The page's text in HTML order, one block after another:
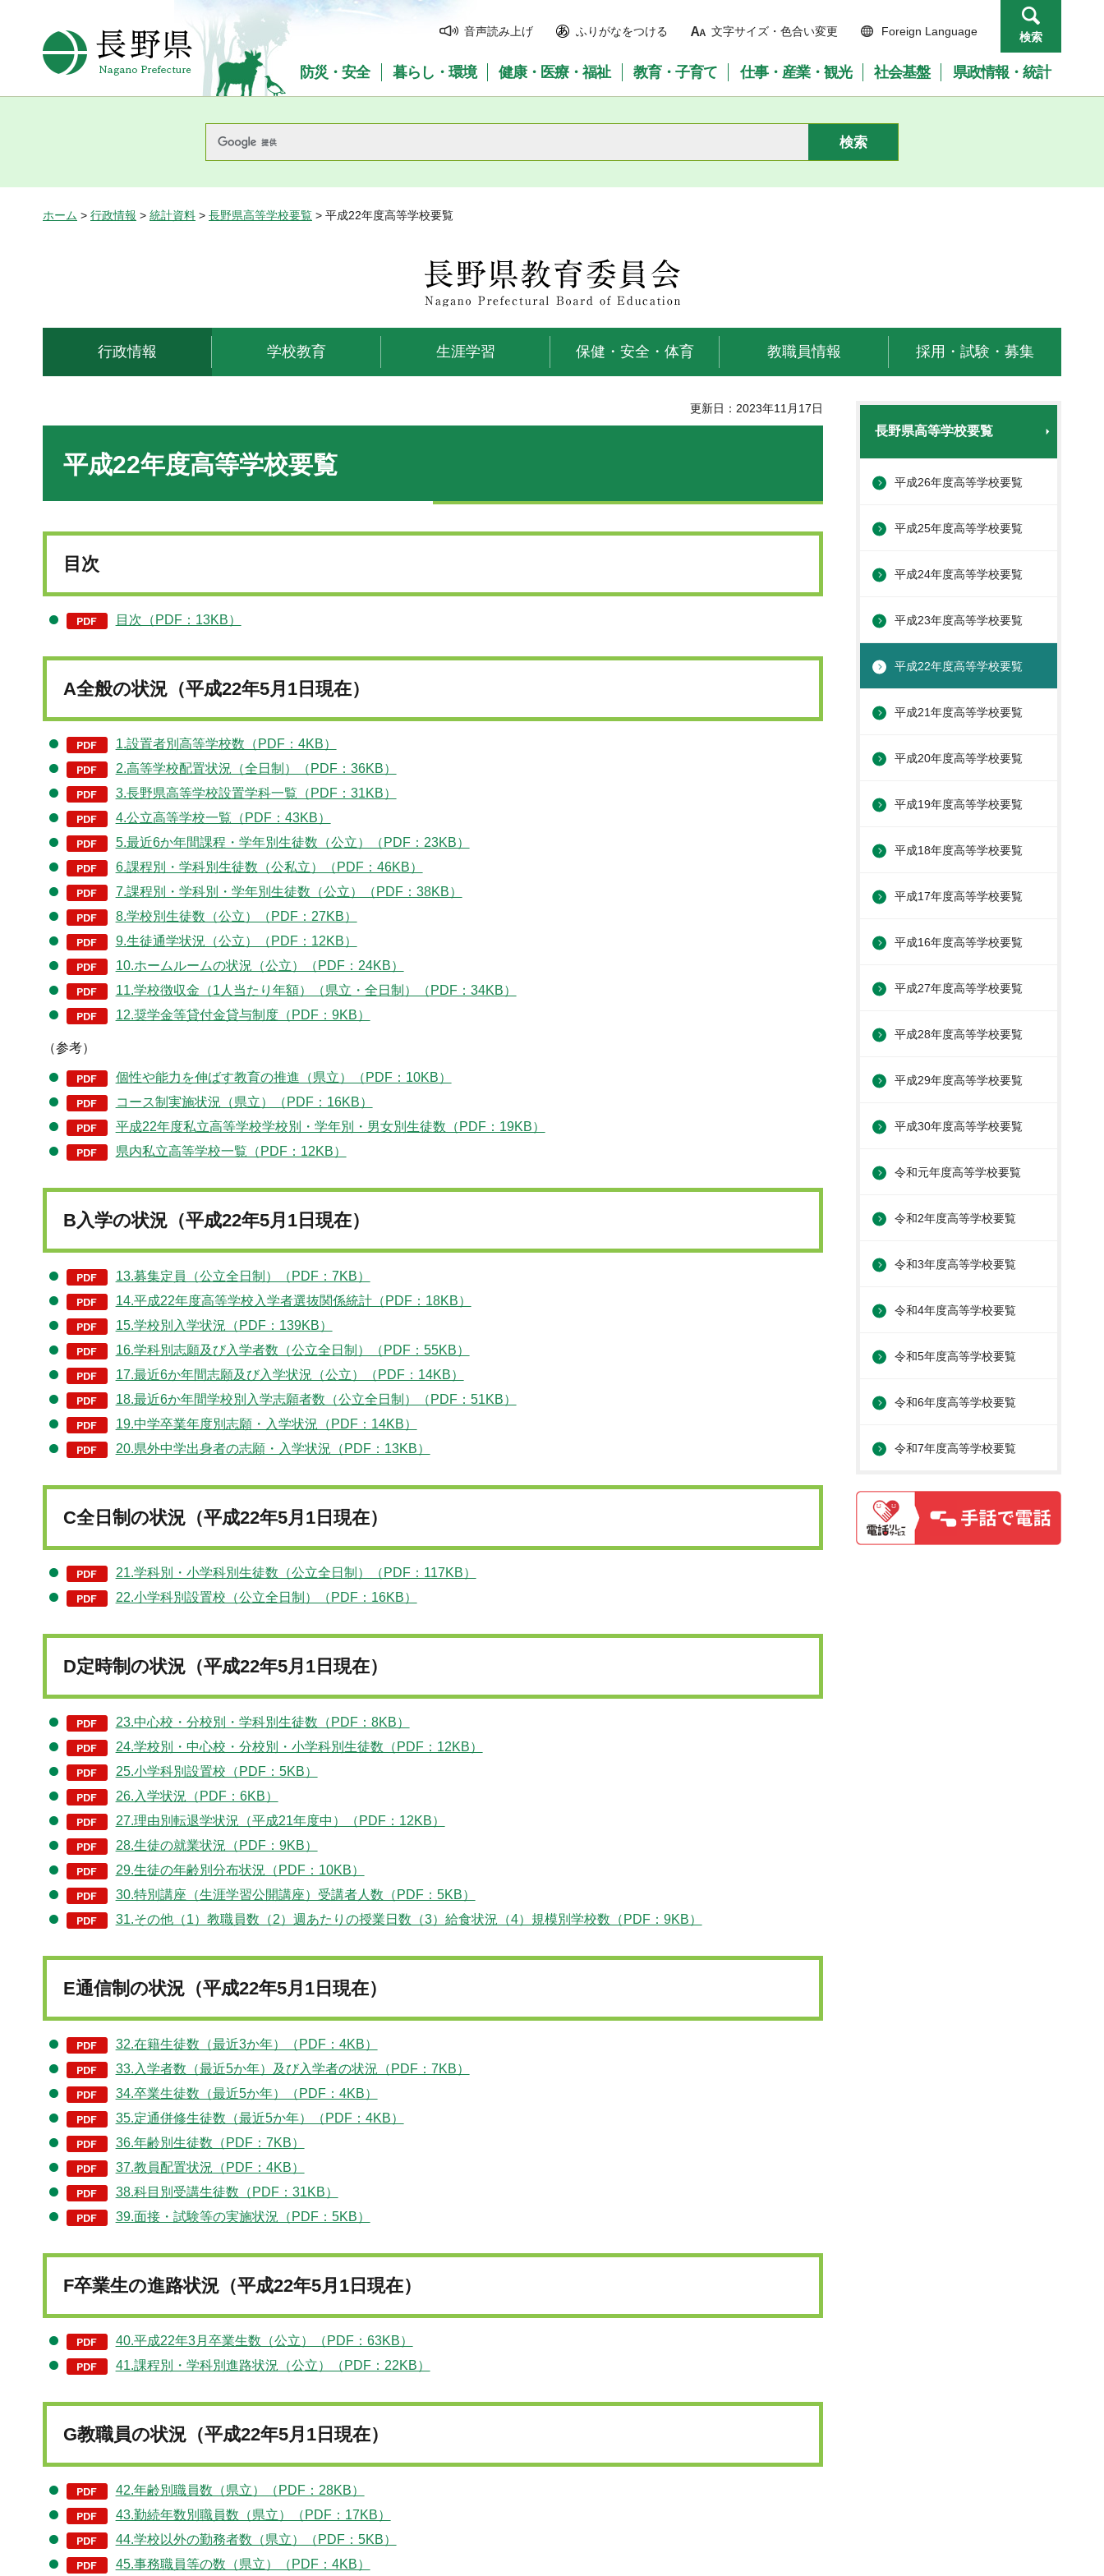
長野県Nagano Prefecture
音声読み上げ ふりがなをつける 文字サイズ・色合い変更 Foreign Language 検索
防災・安全 暮らし・環境 健康・医療・福祉 教育・子育て 仕事・産業・観光 社会基盤 県政情報・統計
ホーム > 行政情報 > 統計資料 > 長野県高等学校要覧 > 平成22年度高等学校要覧
長野県教育委員会
行政情報 学校教育 生涯学習 保健・安全・体育 教職員情報 採用・試験・募集
更新日：2023年11月17日
平成22年度高等学校要覧
目次
目次（PDF：13KB）
A全般の状況（平成22年5月1日現在）
1.設置者別高等学校数（PDF：4KB）
2.高等学校配置状況（全日制）（PDF：36KB）
3.長野県高等学校設置学科一覧（PDF：31KB）
4.公立高等学校一覧（PDF：43KB）
5.最近6か年間課程・学年別生徒数（公立）（PDF：23KB）
6.課程別・学科別生徒数（公私立）（PDF：46KB）
7.課程別・学科別・学年別生徒数（公立）（PDF：38KB）
8.学校別生徒数（公立）（PDF：27KB）
9.生徒通学状況（公立）（PDF：12KB）
10.ホームルームの状況（公立）（PDF：24KB）
11.学校徴収金（1人当たり年額）（県立・全日制）（PDF：34KB）
12.奨学金等貸付金貸与制度（PDF：9KB）
（参考）
個性や能力を伸ばす教育の推進（県立）（PDF：10KB）
コース制実施状況（県立）（PDF：16KB）
平成22年度私立高等学校学校別・学年別・男女別生徒数（PDF：19KB）
県内私立高等学校一覧（PDF：12KB）
B入学の状況（平成22年5月1日現在）
13.募集定員（公立全日制）（PDF：7KB）
14.平成22年度高等学校入学者選抜関係統計（PDF：18KB）
15.学校別入学状況（PDF：139KB）
16.学科別志願及び入学者数（公立全日制）（PDF：55KB）
17.最近6か年間志願及び入学状況（公立）（PDF：14KB）
18.最近6か年間学校別入学志願者数（公立全日制）（PDF：51KB）
19.中学卒業年度別志願・入学状況（PDF：14KB）
20.県外中学出身者の志願・入学状況（PDF：13KB）
C全日制の状況（平成22年5月1日現在）
21.学科別・小学科別生徒数（公立全日制）（PDF：117KB）
22.小学科別設置校（公立全日制）（PDF：16KB）
D定時制の状況（平成22年5月1日現在）
23.中心校・分校別・学科別生徒数（PDF：8KB）
24.学校別・中心校・分校別・小学科別生徒数（PDF：12KB）
25.小学科別設置校（PDF：5KB）
26.入学状況（PDF：6KB）
27.理由別転退学状況（平成21年度中）（PDF：12KB）
28.生徒の就業状況（PDF：9KB）
29.生徒の年齢別分布状況（PDF：10KB）
30.特別講座（生涯学習公開講座）受講者人数（PDF：5KB）
31.その他（1）教職員数（2）週あたりの授業日数（3）給食状況（4）規模別学校数（PDF：9KB）
E通信制の状況（平成22年5月1日現在）
32.在籍生徒数（最近3か年）（PDF：4KB）
33.入学者数（最近5か年）及び入学者の状況（PDF：7KB）
34.卒業生徒数（最近5か年）（PDF：4KB）
35.定通併修生徒数（最近5か年）（PDF：4KB）
36.年齢別生徒数（PDF：7KB）
37.教員配置状況（PDF：4KB）
38.科目別受講生徒数（PDF：31KB）
39.面接・試験等の実施状況（PDF：5KB）
F卒業生の進路状況（平成22年5月1日現在）
40.平成22年3月卒業生数（公立）（PDF：63KB）
41.課程別・学科別進路状況（公立）（PDF：22KB）
G教職員の状況（平成22年5月1日現在）
42.年齢別職員数（県立）（PDF：28KB）
43.勤続年数別職員数（県立）（PDF：17KB）
44.学校以外の勤務者数（県立）（PDF：5KB）
45.事務職員等の数（県立）（PDF：4KB）
長野県高等学校要覧
平成26年度高等学校要覧
平成25年度高等学校要覧
平成24年度高等学校要覧
平成23年度高等学校要覧
平成22年度高等学校要覧
平成21年度高等学校要覧
平成20年度高等学校要覧
平成19年度高等学校要覧
平成18年度高等学校要覧
平成17年度高等学校要覧
平成16年度高等学校要覧
平成27年度高等学校要覧
平成28年度高等学校要覧
平成29年度高等学校要覧
平成30年度高等学校要覧
令和元年度高等学校要覧
令和2年度高等学校要覧
令和3年度高等学校要覧
令和4年度高等学校要覧
令和5年度高等学校要覧
令和6年度高等学校要覧
令和7年度高等学校要覧